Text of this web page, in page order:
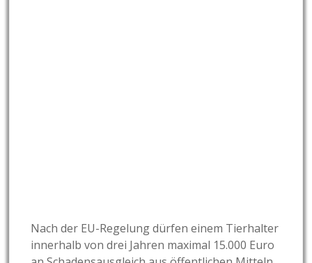
Nach der EU-Regelung dürfen einem Tierhalter
innerhalb von drei Jahren maximal 15.000 Euro